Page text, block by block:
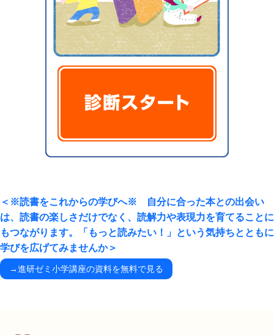
＜※読書をこれからの学びへ※ 自分に合った本との出会い
は、読書の楽しさだけでなく、読解力や表現力を育てることに
もつながります。「もっと読みたい！」という気持ちとともに
学びを広げてみませんか＞
→進研ゼミ小学講座の資料を無料で見る